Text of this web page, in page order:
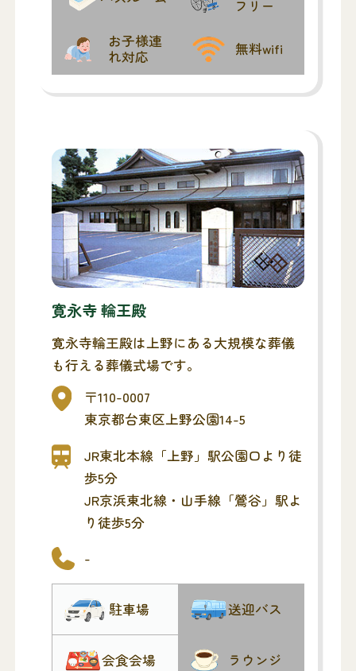
フリー
お子様連
れ対応
無料wifi
寛永寺 輪王殿
寛永寺輪王殿は上野にある大規模な葬儀
も行える葬儀式場です。
〒110-0007
東京都台東区上野公園14-5
JR東北本線「上野」駅公園口より徒
歩5分
JR京浜東北線・山手線「鶯谷」駅よ
り徒歩5分
-
駐車場 送迎バス
会食会場 ラウンジ